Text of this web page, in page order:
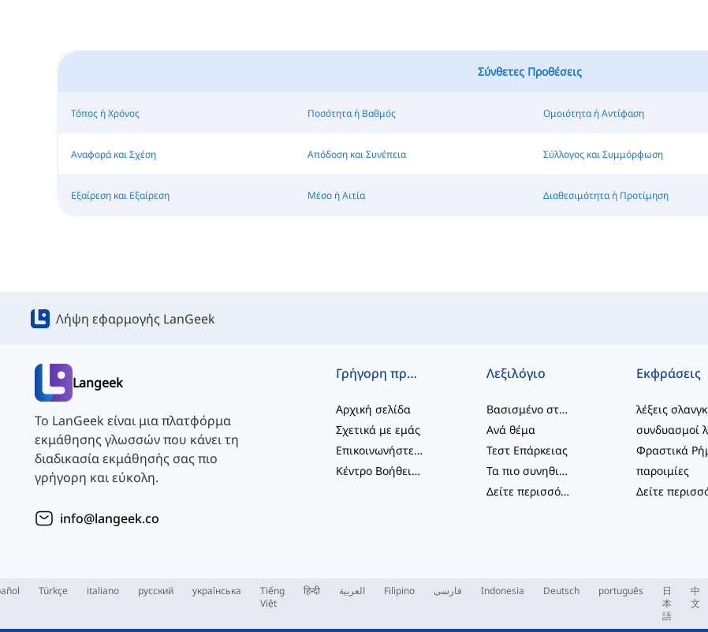
Σύνθετες Προθέσεις
Τόπος ή Χρόνος Ποσότητα ή Βαθμός Ομοιότητα ή Αντίφαση
Αναφορά και Σχέση Απόδοση και Συνέπεια Σύλλογος και Συμμόρφωση
Εξαίρεση και Εξαίρεση Μέσο ή Αιτία Διαθεσιμότητα ή Προτίμηση
Λήψη εφαρμογής LanGeek
Langeek
Το LanGeek είναι μια πλατφόρμα
εκμάθησης γλωσσών που κάνει τη
διαδικασία εκμάθησής σας πιο
γρήγορη και εύκολη.
info@langeek.co
Γρήγορη πρόσβαση
Αρχική σελίδα
Σχετικά με εμάς
Επικοινωνήστε μαζί μας
Κέντρο Βοήθειας
Λεξιλόγιο
Βασισμένο στο επίπεδο
Ανά θέμα
Τεστ Επάρκειας
Τα πιο συνηθισμένα
Δείτε περισσότερα
Εκφράσεις
λέξεις σλανγκ
παροιμίες
Türkçe italiano русский українська
Tiếng
Việt
हिन्दी العربية Filipino فارسی Indonesia Deutsch português
日
本
語
中
文